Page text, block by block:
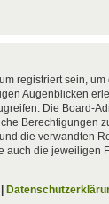
registriert sein,
Augenblicken
Die Board-
Berechtigungen
die verwandten
auch die jeweiligen
|